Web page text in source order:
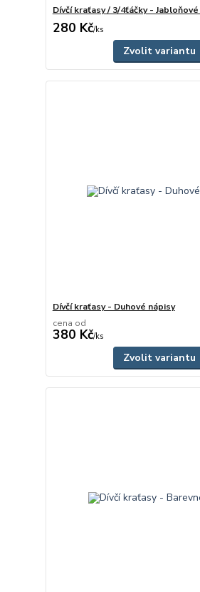
Dívčí kraťasy / 3/4ťáčky -
280 Kč/ks
Zvolit variantu
Dívčí kraťasy - Duhové nápisy
cena od
380 Kč/ks
Zvolit variantu